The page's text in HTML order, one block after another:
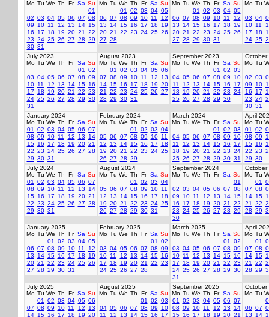
Mo Tu We Th Fr Sa Su
01
02 03 04 05 06 07 08
09
10 11 12 13 14 15
16
17 18 19 20 21
22
23 24 25 26 27 28 29
30 31
Mo Tu We Th Fr Sa Su
01
02 03 04 05
06 07 08 09 10 11
12
13
14 15 16 17 18
19
20 21 22 23 24 25 26
27 28
Mo Tu We Th Fr Sa Su
01
02 03 04 05
06 07 08 09 10 11
12
13
14 15 16 17 18
19
20 21 22 23 24 25 26
27 28 29 30 31
Mo Tu
03 04
10 11
17
18
24 25
July 2023
Mo Tu We Th Fr Sa Su
01
02
03 04 05 06 07 08 09
10 11 12 13 14 15 16
17
18 19 20 21 22 23
24 25 26 27 28 29 30
31
August 2023
Mo Tu We Th Fr Sa Su
01
02 03 04 05 06
07 08 09 10 11 12
13
14 15 16 17 18 19 20
21
22 23 24 25 26 27
28 29 30 31
September 2023
Mo Tu We Th Fr Sa Su
01
02 03
04 05 06 07 08 09
10
11
12 13 14 15 16
17
18
19 20 21 22 23 24
25 26 27 28 29 30
October
Mo Tu
02 03
09
10
16
17
23 24
30 31
January 2024
Mo Tu We Th Fr Sa Su
01
02 03 04 05 06 07
08 09 10 11 12 13
14
15 16 17 18 19 20 21
22 23 24 25 26 27 28
29 30 31
February 2024
Mo Tu We Th Fr Sa Su
01
02 03 04
05 06 07 08 09 10 11
12
13 14 15 16 17
18
19 20 21 22 23 24 25
26 27 28 29
March 2024
Mo Tu We Th Fr Sa Su
01
02 03
04 05 06 07 08 09
10
11
12 13 14 15 16
17
18
19 20 21 22 23 24
25 26 27 28 29 30 31
April
Mo Tu
01
02
08 09
15 16
22 23
29 30
July 2024
Mo Tu We Th Fr Sa Su
01
02 03 04 05 06 07
08 09 10 11 12 13
14
15 16 17 18 19 20 21
22 23 24 25 26 27 28
29 30 31
August 2024
Mo Tu We Th Fr Sa Su
01
02 03 04
05 06 07 08 09 10 11
12
13 14 15 16 17
18
19 20 21 22 23 24 25
26 27 28 29 30 31
September 2024
Mo Tu We Th Fr Sa Su
01
02 03 04 05 06 07 08
09
10 11 12 13 14 15
16
17 18 19 20 21
22
23 24 25 26 27 28 29
30
October
Mo Tu
01
07 08
14 15
21
22
28 29
January 2025
Mo Tu We Th Fr Sa Su
01
02 03 04 05
06 07 08 09 10 11
12
13
14 15 16 17 18
19
20 21 22 23 24 25 26
27 28 29 30 31
February 2025
Mo Tu We Th Fr Sa Su
01
02
03 04 05 06 07 08 09
10 11 12 13 14 15 16
17
18 19 20 21 22 23
24 25 26 27 28
March 2025
Mo Tu We Th Fr Sa Su
01
02
03 04 05 06 07 08 09
10 11 12 13 14 15 16
17
18 19 20 21 22 23
24 25 26 27 28 29 30
31
April
Mo Tu
01
07 08
14 15
21
22
28 29
July 2025
Mo Tu We Th Fr Sa Su
01
02 03 04 05 06
07 08 09 10 11 12
13
14 15 16 17 18 19 20
August 2025
Mo Tu We Th Fr Sa Su
01
02 03
04 05 06 07 08 09
10
11
12 13 14 15 16 17
September 2025
Mo Tu We Th Fr Sa Su
01
02 03 04 05 06 07
08 09 10 11 12 13
14
15 16 17 18 19 20 21
October
Mo Tu
06 07
13
14